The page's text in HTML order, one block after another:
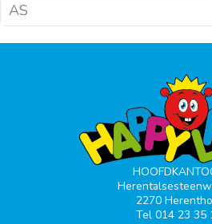
AS
2270
Tel 014 23 35